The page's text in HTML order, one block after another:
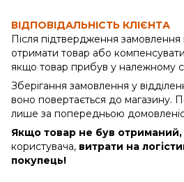
ВІДПОВІДАЛЬНІСТЬ КЛІЄНТА
Після підтвердження замовлення
отримати товар або
якщо товар прибув у належному
Зберігання замовлення у
воно повертається до магазину.
лише за попередньою
Якщо товар не був отриманий,
користувача, витрати на
покупець!